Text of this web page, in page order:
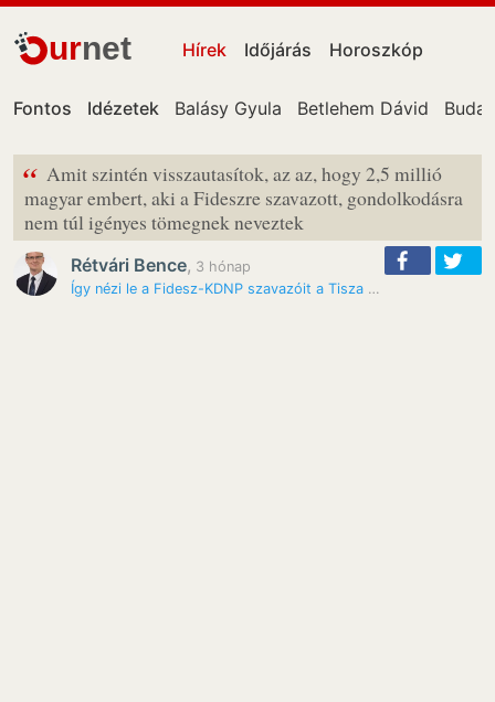
urnet Hírek Időjárás Horoszkóp
Fontos Idézetek Balásy Gyula Betlehem Dávid
“ Amit szintén visszautasítok, az az, hogy 2,5 millió
magyar embert, aki a Fideszre szavazott, gondolkodásra
nem túl igényes tömegnek neveztek
Rétvári Bence, 3 hónap
Így nézi le a Fidesz-KDNP szavazóit a Tisza Párt